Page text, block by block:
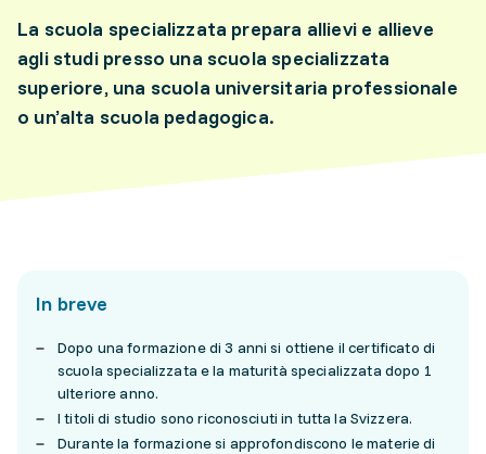
La scuola specializzata prepara allievi e allieve
agli studi presso una scuola specializzata
superiore, una scuola universitaria professionale
o un’alta scuola pedagogica.
In breve
Dopo una formazione di 3 anni si ottiene il certificato di
scuola specializzata e la maturità specializzata dopo 1
ulteriore anno.
I titoli di studio sono riconosciuti in tutta la Svizzera.
Durante la formazione si approfondiscono le materie di